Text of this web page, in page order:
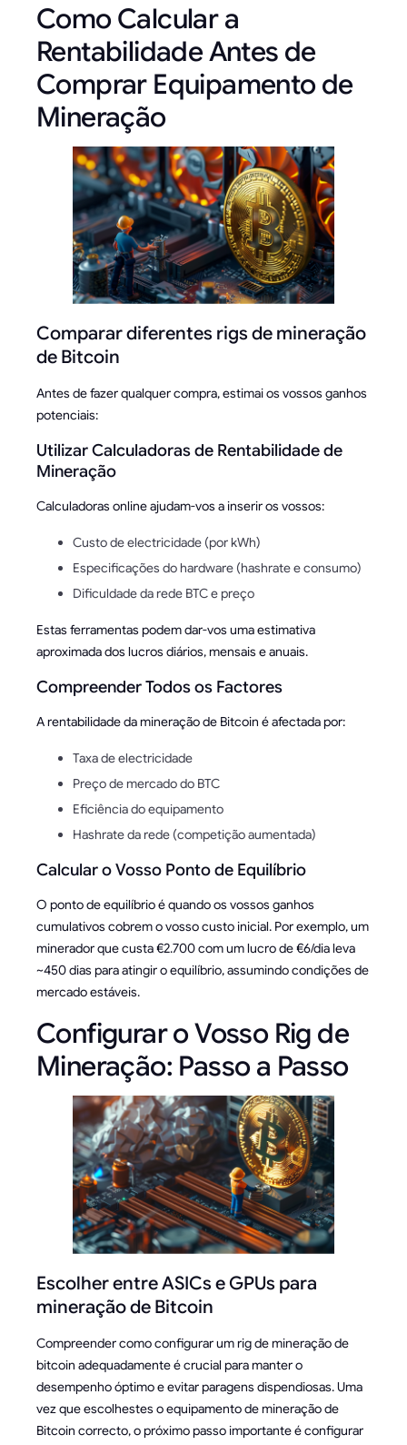
Como Calcular a
Rentabilidade Antes de
Comprar Equipamento de
Mineração
Comparar diferentes rigs de mineração
de Bitcoin
Antes de fazer qualquer compra, estimai os vossos ganhos
potenciais:
Utilizar Calculadoras de Rentabilidade de
Mineração
Calculadoras online ajudam-vos a inserir os vossos:
Custo de electricidade (por kWh)
Especificações do hardware (hashrate e consumo)
Dificuldade da rede BTC e preço
Estas ferramentas podem dar-vos uma estimativa
aproximada dos lucros diários, mensais e anuais.
Compreender Todos os Factores
A rentabilidade da mineração de Bitcoin é afectada por:
Taxa de electricidade
Preço de mercado do BTC
Eficiência do equipamento
Hashrate da rede (competição aumentada)
Calcular o Vosso Ponto de Equilíbrio
O ponto de equilíbrio é quando os vossos ganhos
cumulativos cobrem o vosso custo inicial. Por exemplo, um
minerador que custa €2.700 com um lucro de €6/dia leva
~450 dias para atingir o equilíbrio, assumindo condições de
mercado estáveis.
Configurar o Vosso Rig de
Mineração: Passo a Passo
Escolher entre ASICs e GPUs para
mineração de Bitcoin
Compreender como configurar um rig de mineração de
bitcoin adequadamente é crucial para manter o
desempenho óptimo e evitar paragens dispendiosas. Uma
vez que escolhestes o equipamento de mineração de
Bitcoin correcto, o próximo passo importante é configurar